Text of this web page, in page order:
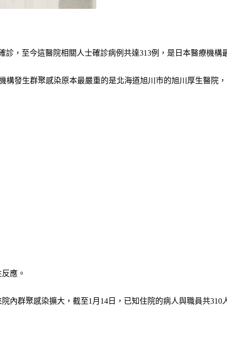
診，至今這醫院相關人士確診病例共達313例，是日本醫療機構
發生群聚感染原本最嚴重的是北海道旭川市的旭川厚生醫院
應。
群聚感染擴大，截至1月14日，已知住院的病人與職員共310